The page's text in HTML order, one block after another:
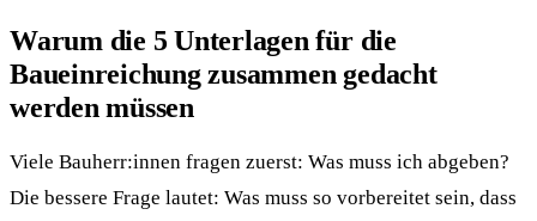
Warum die 5 Unterlagen für die
Baueinreichung zusammen gedacht
werden müssen
Viele Bauherr:innen fragen zuerst: Was muss ich abgeben?
Die bessere Frage lautet: Was muss so vorbereitet sein, dass